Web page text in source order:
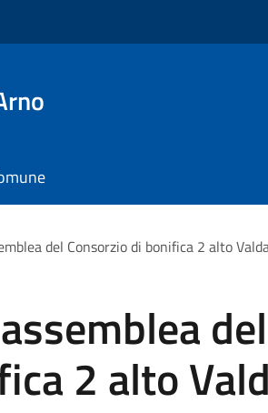
del Consorzio di bonifica 2 alto
del
2 alto